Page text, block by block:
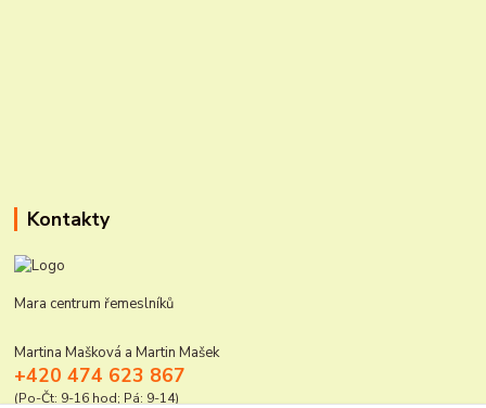
Kontakty
Mara centrum řemeslníků
Martina Mašková a Martin Mašek
+420 474 623 867
(Po-Čt: 9-16 hod; Pá: 9-14)